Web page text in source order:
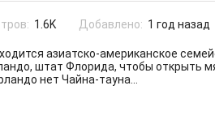
1.6K Добавлено: 1 год назад
азиатско-американское
штат Флорида, чтобы открыть
нет Чайна-тауна...